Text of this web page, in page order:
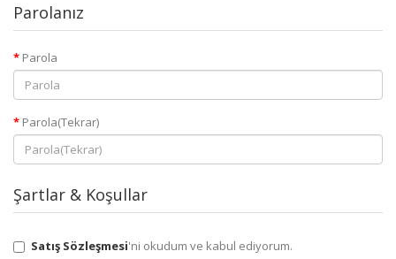
Parolanız
Parola
Parola(Tekrar)
Şartlar & Koşullar
Satış Sözleşmesi'ni okudum ve kabul ediyorum.